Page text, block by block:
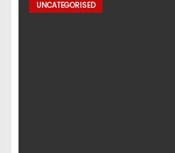
UNCATEGORISED